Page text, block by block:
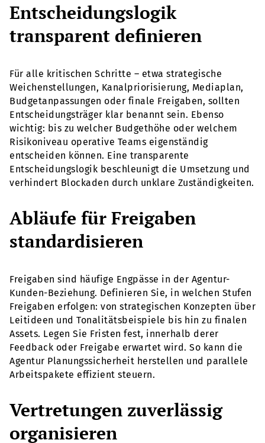
Entscheidungslogik
transparent definieren
Für alle kritischen Schritte – etwa strategische
Weichenstellungen, Kanalpriorisierung, Mediaplan,
Budgetanpassungen oder finale Freigaben, sollten
Entscheidungsträger klar benannt sein. Ebenso
wichtig: bis zu welcher Budgethöhe oder welchem
Risikoniveau operative Teams eigenständig
entscheiden können. Eine transparente
Entscheidungslogik beschleunigt die Umsetzung und
verhindert Blockaden durch unklare Zuständigkeiten.
Abläufe für Freigaben
standardisieren
Freigaben sind häufige Engpässe in der Agentur-
Kunden-Beziehung. Definieren Sie, in welchen Stufen
Freigaben erfolgen: von strategischen Konzepten über
Leitideen und Tonalitätsbeispiele bis hin zu finalen
Assets. Legen Sie Fristen fest, innerhalb derer
Feedback oder Freigabe erwartet wird. So kann die
Agentur Planungssicherheit herstellen und parallele
Arbeitspakete effizient steuern.
Vertretungen zuverlässig
organisieren